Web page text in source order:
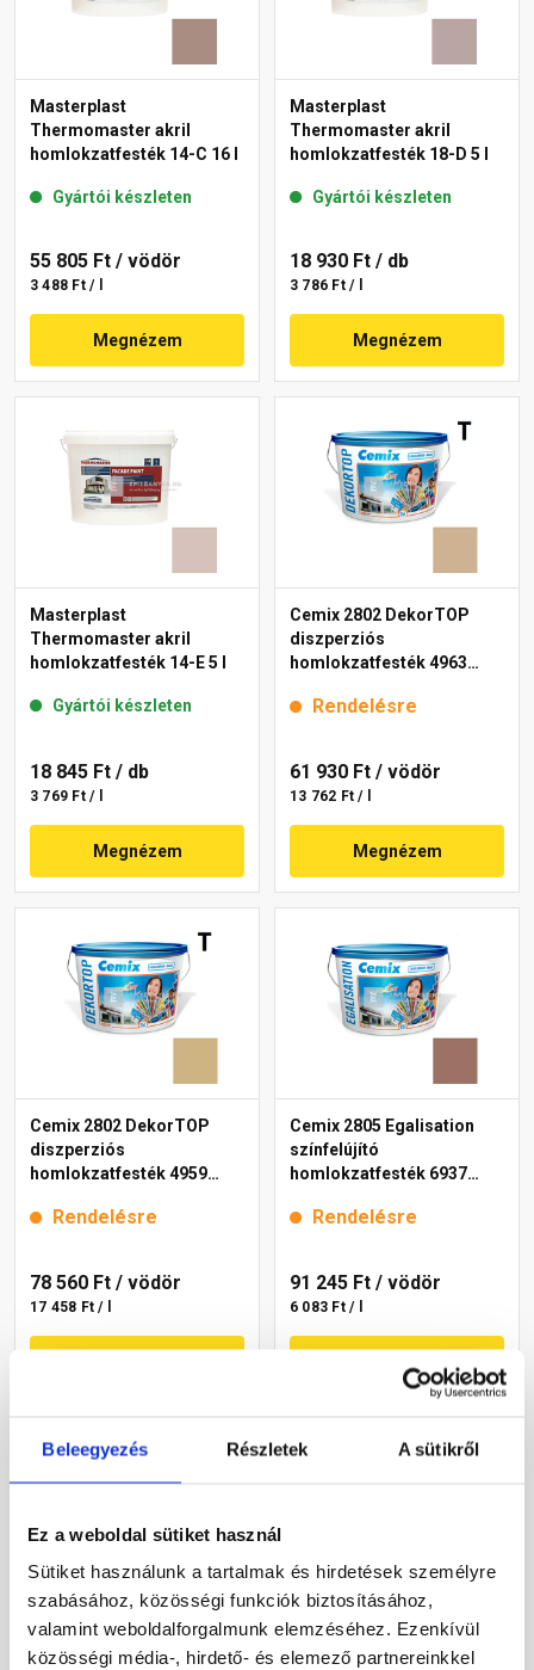
Beleegyezés Részletek A sütikről
Ez a weboldal sütiket használ
Sütiket használunk a tartalmak és hirdetések személyre
szabásához, közösségi funkciók biztosításához,
valamint weboldalforgalmunk elemzéséhez. Ezenkívül
közösségi média-, hirdető- és elemező partnereinkkel
Masterplast
Thermomaster akril
homlokzatfesték 14-C 16 l
Gyártói készleten
55 805 Ft / vödör
3 488 Ft / l
Megnézem
Masterplast
Thermomaster akril
homlokzatfesték 18-D 5 l
Gyártói készleten
18 930 Ft / db
3 786 Ft / l
Megnézem
Masterplast
Thermomaster akril
homlokzatfesték 14-E 5 l
Gyártói készleten
18 845 Ft / db
3 769 Ft / l
Megnézem
Cemix 2802 DekorTOP
diszperziós
homlokzatfesték 4963
Rendelésre
61 930 Ft / vödör
13 762 Ft / l
Megnézem
Cemix 2802 DekorTOP
diszperziós
homlokzatfesték 4959
Rendelésre
78 560 Ft / vödör
17 458 Ft / l
Cemix 2805 Egalisation
színfelújító
homlokzatfesték 6937
Rendelésre
91 245 Ft / vödör
6 083 Ft / l
Megnézem
Cemix 2800 SiliconTOP
szilikon homlokzatfesték
Masterplast
Thermomaster akril